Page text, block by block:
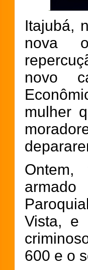
Itajubá,
nova
novo
mulher
Vista, e
600 e o